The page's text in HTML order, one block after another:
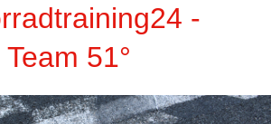
-
Team 51°